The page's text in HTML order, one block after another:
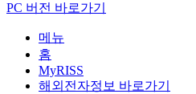
PC 버전 바로가기
메뉴
홈
MyRISS
해외전자정보 바로가기